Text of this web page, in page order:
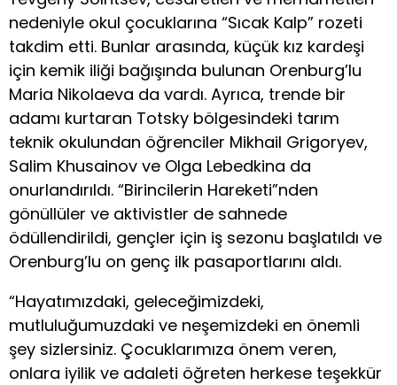
nedeniyle okul çocuklarına “Sıcak Kalp” rozeti
takdim etti. Bunlar arasında, küçük kız kardeşi
için kemik iliği bağışında bulunan Orenburg’lu
Maria Nikolaeva da vardı. Ayrıca, trende bir
adamı kurtaran Totsky bölgesindeki tarım
teknik okulundan öğrenciler Mikhail Grigoryev,
Salim Khusainov ve Olga Lebedkina da
onurlandırıldı. “Birincilerin Hareketi”nden
gönüllüler ve aktivistler de sahnede
ödüllendirildi, gençler için iş sezonu başlatıldı ve
Orenburg’lu on genç ilk pasaportlarını aldı.
“Hayatımızdaki, geleceğimizdeki,
mutluluğumuzdaki ve neşemizdeki en önemli
şey sizlersiniz. Çocuklarımıza önem veren,
onlara iyilik ve adaleti öğreten herkese teşekkür